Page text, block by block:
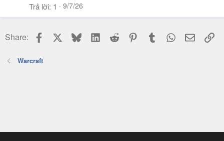
Trả lời 1 9/7/26
Share: Facebook BlueskyLinkedIn
Reddit PinterestTumblr WhatsApp
Email
Warcraft